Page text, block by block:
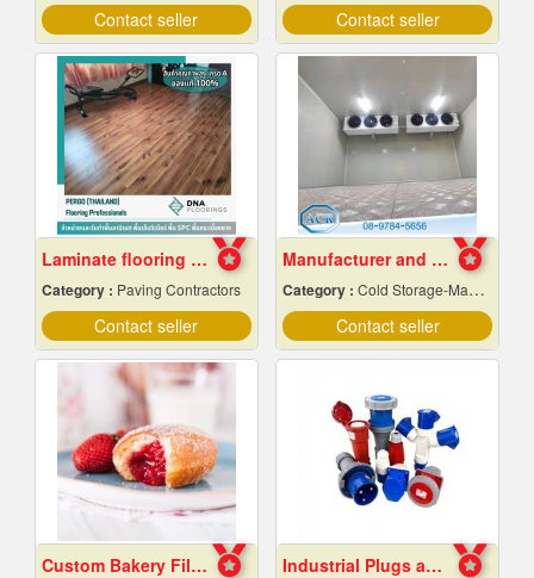
Contact seller Contact seller
Laminate flooring Bangkok
Category : Paving Contractors
Contact seller
Manufacturer and installer of prefabricated cold r
Category : Cold Storage-Manufacturers & Installation Designer
Contact seller
Custom Bakery Fillings Industrial Plugs and Sockets in Pattaya, Chonburi